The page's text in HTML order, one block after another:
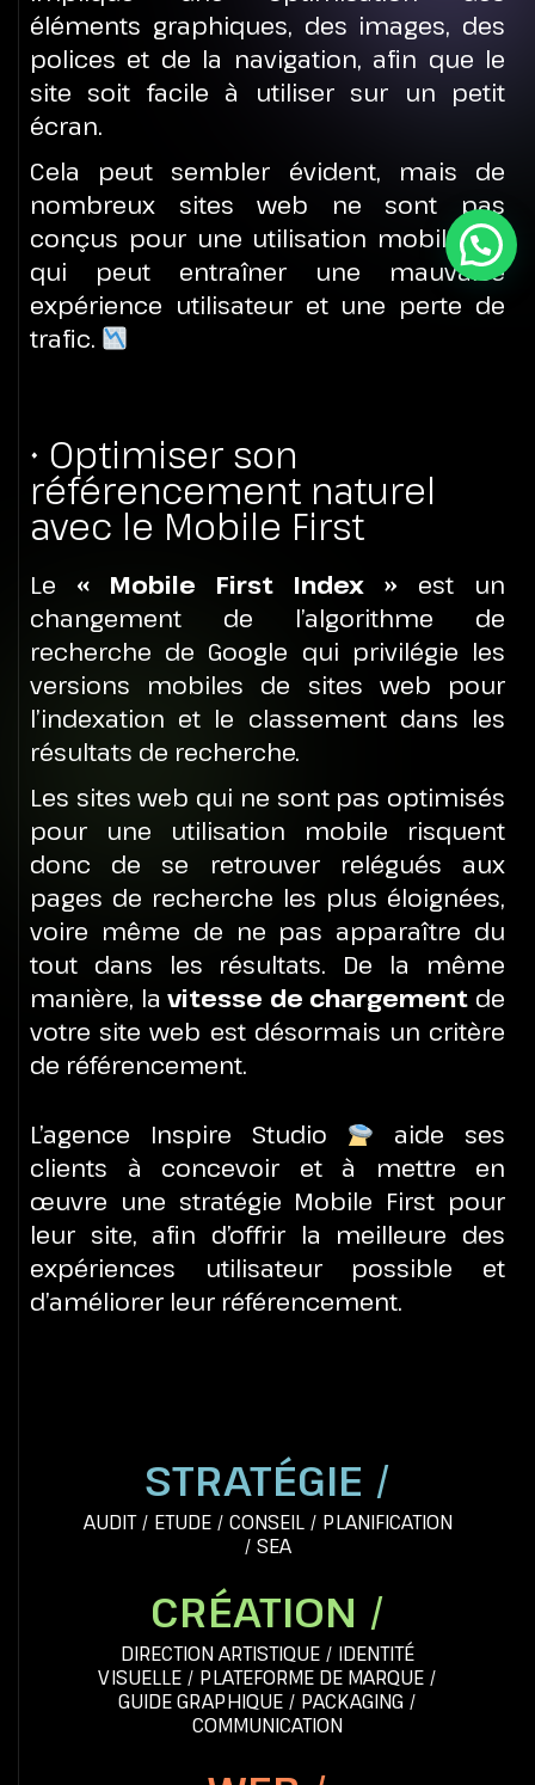
éléments graphiques, des images, des
polices et de la navigation, afin que le
site soit facile à utiliser sur un petit
écran.
Cela peut sembler évident, mais de
nombreux sites web ne sont pas
conçus pour une utilisation mobile, ce
qui peut entraîner une mauvaise
expérience utilisateur et une perte de
trafic.
• Optimiser son
référencement naturel
avec le Mobile First
Le « Mobile First Index » est un
changement de l’algorithme de
recherche de Google qui privilégie les
versions mobiles de sites web pour
l’indexation et le classement dans les
résultats de recherche.
Les sites web qui ne sont pas optimisés
pour une utilisation mobile risquent
donc de se retrouver relégués aux
pages de recherche les plus éloignées,
voire même de ne pas apparaître du
tout dans les résultats. De la même
manière, lavitesse de chargement de
votre site web est désormais un critère
de référencement.
L’agence Inspire Studio
aide ses
clients à concevoir et à mettre en
œuvre une stratégie Mobile First pour
leur site, afin d’offrir la meilleure des
expériences utilisateur possible et
d’améliorer leur référencement.
STRATÉGIE /
AUDIT/ ETUDE/ CONSEIL/ PLANIFICATION
/ SEA
DIRECTION ARTISTIQUE / IDENTITÉ
VISUELLE / PLATEFORME DE MARQUE /
GUIDE GRAPHIQUE / PACKAGING /
COMMUNICATION
CRÉATION /